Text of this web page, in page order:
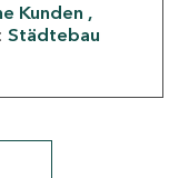
Kunden
Städtebau